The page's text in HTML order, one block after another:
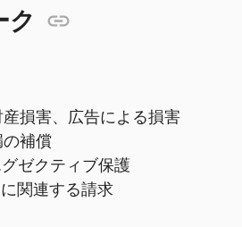
ク
損害、広告による損害
補償
ゼクティブ保護
関連する請求